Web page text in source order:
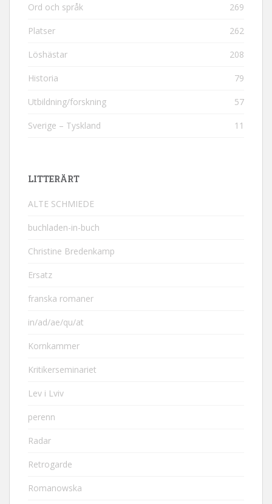
Ord och språk 269
Platser 262
Löshästar 208
Historia 79
Utbildning/forskning 57
Sverige – Tyskland 11
LITTERÄRT
ALTE SCHMIEDE
buchladen-in-buch
Christine Bredenkamp
Ersatz
franska romaner
in/ad/ae/qu/at
Kornkammer
Kritikerseminariet
Lev i Lviv
perenn
Radar
Retrogarde
Romanowska